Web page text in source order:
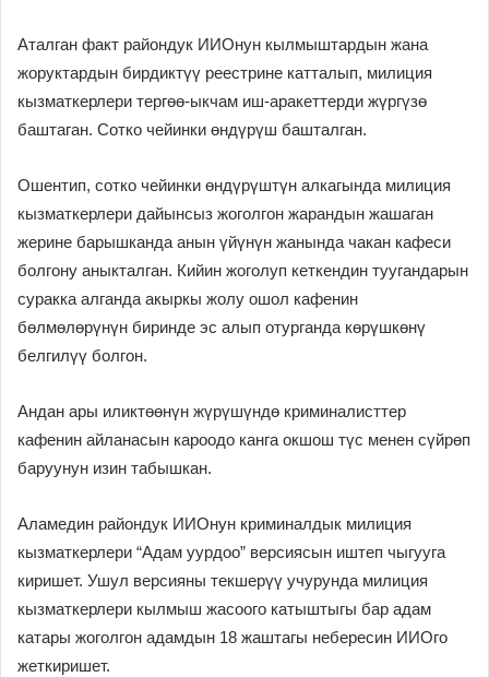
Аталган факт райондук ИИОнун кылмыштардын жана
жоруктардын бирдиктүү реестрине катталып, милиция
кызматкерлери тергөө-ыкчам иш-аракеттерди жүргүзө
баштаган. Сотко чейинки өндүрүш башталган.
Ошентип, сотко чейинки өндүрүштүн алкагында милиция
кызматкерлери дайынсыз жоголгон жарандын жашаган
жерине барышканда анын үйүнүн жанында чакан кафеси
болгону аныкталган. Кийин жоголуп кеткендин туугандарын
суракка алганда акыркы жолу ошол кафенин
бөлмөлөрүнүн биринде эс алып отурганда көрүшкөнү
белгилүү болгон.
Андан ары иликтөөнүн жүрүшүндө криминалисттер
кафенин айланасын кароодо канга окшош түс менен сүйрөп
баруунун изин табышкан.
Аламедин райондук ИИОнун криминалдык милиция
кызматкерлери “Адам уурдоо” версиясын иштеп чыгууга
киришет. Ушул версияны текшерүү учурунда милиция
кызматкерлери кылмыш жасоого катыштыгы бар адам
катары жоголгон адамдын 18 жаштагы небересин ИИОго
жеткиришет.